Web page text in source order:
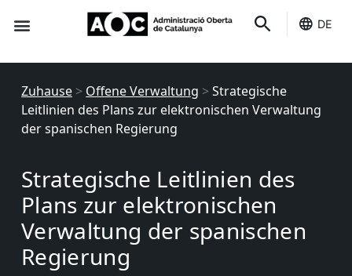
DE
Zuhause > Offene Verwaltung >Strategische
Leitlinien des Plans zur elektronischen Verwaltung
der spanischen Regierung
Strategische Leitlinien des
Plans zur elektronischen
Verwaltung der spanischen
Regierung